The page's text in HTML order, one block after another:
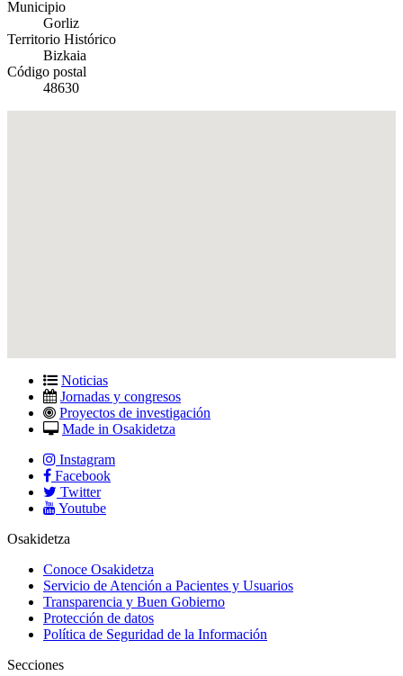
Municipio
Gorliz
Territorio Histórico
Bizkaia
Código postal
48630
Noticias
Jornadas y congresos
Proyectos de investigación
Made in Osakidetza
Instagram
Facebook
Twitter
Youtube
Osakidetza
Conoce Osakidetza
Servicio de Atención a Pacientes y Usuarios
Transparencia y Buen Gobierno
Protección de datos
Política de Seguridad de la Información
Secciones